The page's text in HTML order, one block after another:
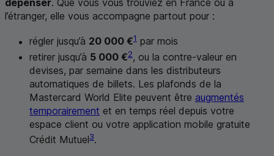
dépenser. Que vous vous trouviez en France ou à
l’étranger, elle vous accompagne partout pour :
régler jusqu’à 20 000 €1 par mois
retirer jusqu’à 5 000 €2, ou la contre-valeur en
devises, par semaine dans les distributeurs
automatiques de billets. Les plafonds de la
Mastercard World Elite peuvent être augmentés
temporairement et en temps réel depuis votre
espace client ou votre application mobile gratuite
Crédit Mutuel3.